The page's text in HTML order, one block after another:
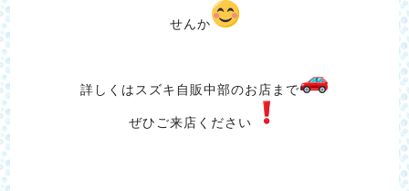
せんか
詳しくはスズキ自販中部のお店まで
ぜひご来店ください